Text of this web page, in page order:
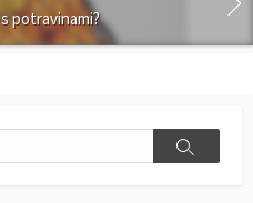
potravinami?
Search